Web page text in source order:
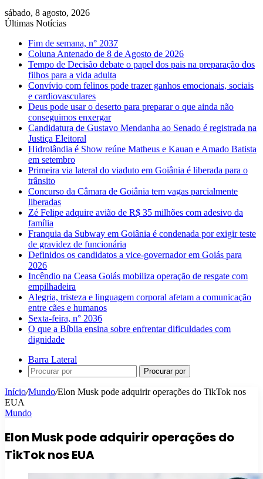
sábado, 8 agosto, 2026
Últimas Notícias
Fim de semana, n° 2037
Coluna Antenado de 8 de Agosto de 2026
Tempo de Decisão debate o papel dos pais na preparação dos
filhos para a vida adulta
Convívio com felinos pode trazer ganhos emocionais, sociais
e cardiovasculares
Deus pode usar o deserto para preparar o que ainda não
conseguimos enxergar
Candidatura de Gustavo Mendanha ao Senado é registrada na
Justiça Eleitoral
Hidrolândia é Show reúne Matheus e Kauan e Amado Batista
em setembro
Primeira via lateral do viaduto em Goiânia é liberada para o
trânsito
Concurso da Câmara de Goiânia tem vagas parcialmente
liberadas
Zé Felipe adquire avião de R$ 35 milhões com adesivo da
família
Franquia da Subway em Goiânia é condenada por exigir teste
de gravidez de funcionária
Definidos os candidatos a vice-governador em Goiás para
2026
Incêndio na Ceasa Goiás mobiliza operação de resgate com
empilhadeira
Alegria, tristeza e linguagem corporal afetam a comunicação
entre cães e humanos
Sexta-feira, n° 2036
O que a Bíblia ensina sobre enfrentar dificuldades com
dignidade
Barra Lateral
Procurar por
Início/Mundo/Elon Musk pode adquirir operações do TikTok nos
EUA
Mundo
Elon Musk pode adquirir operações do
TikTok nos EUA